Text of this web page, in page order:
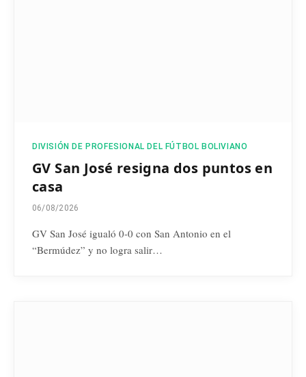
DIVISIÓN DE PROFESIONAL DEL FÚTBOL BOLIVIANO
GV San José resigna dos puntos en
casa
06/08/2026
GV San José igualó 0-0 con San Antonio en el
“Bermúdez” y no logra salir…